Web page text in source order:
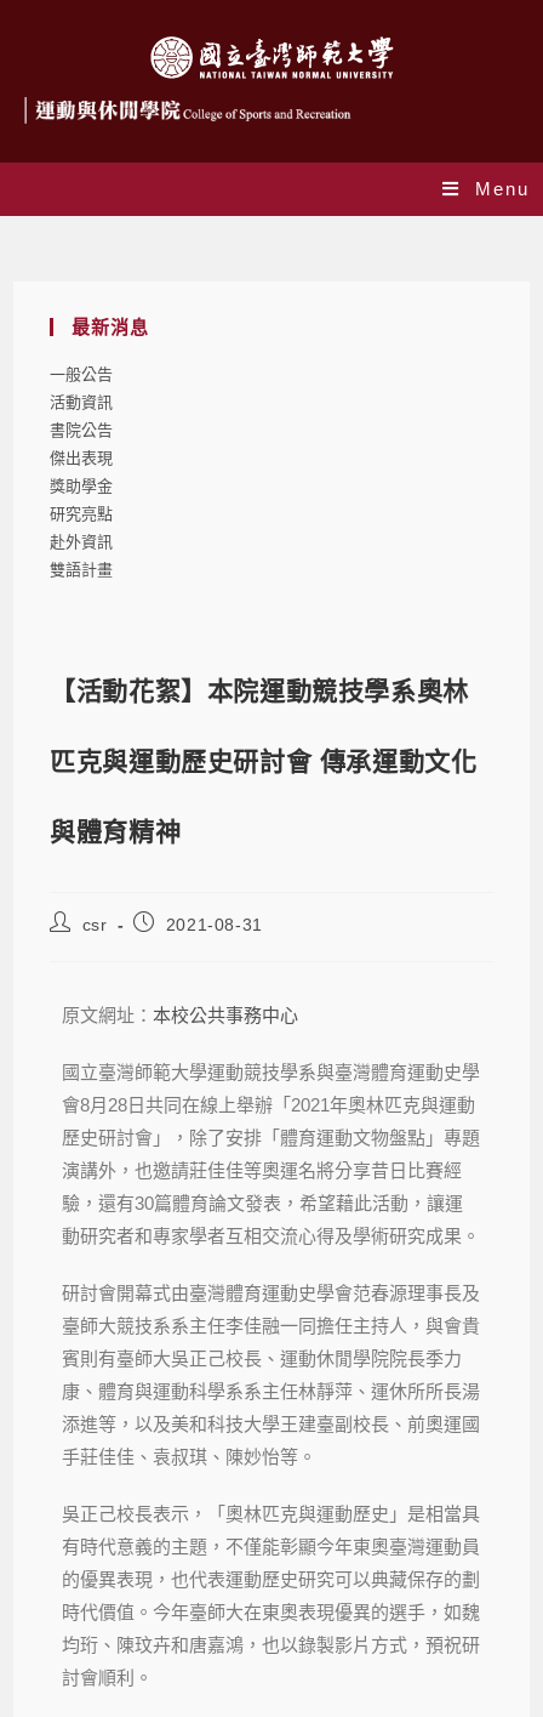
Menu
最新消息
一般公告
活動資訊
書院公告
傑出表現
獎助學金
研究亮點
赴外資訊
雙語計畫
【活動花絮】本院運動競技學系奧林
匹克與運動歷史研討會 傳承運動文化
與體育精神
csr 2021-08-31
原文網址：本校公共事務中心
國立臺灣師範大學運動競技學系與臺灣體育運動史學
會8月28日共同在線上舉辦「2021年奧林匹克與運動
歷史研討會」，除了安排「體育運動文物盤點」專題
演講外，也邀請莊佳佳等奧運名將分享昔日比賽經
驗，還有30篇體育論文發表，希望藉此活動，讓運
動研究者和專家學者互相交流心得及學術研究成果。
研討會開幕式由臺灣體育運動史學會范春源理事長及
臺師大競技系系主任李佳融一同擔任主持人，與會貴
賓則有臺師大吳正己校長、運動休閒學院院長季力
康、體育與運動科學系系主任林靜萍、運休所所長湯
添進等，以及美和科技大學王建臺副校長、前奧運國
手莊佳佳、袁叔琪、陳妙怡等。
吳正己校長表示，「奧林匹克與運動歷史」是相當具
有時代意義的主題，不僅能彰顯今年東奧臺灣運動員
的優異表現，也代表運動歷史研究可以典藏保存的劃
時代價值。今年臺師大在東奧表現優異的選手，如魏
均珩、陳玟卉和唐嘉鴻，也以錄製影片方式，預祝研
討會順利。